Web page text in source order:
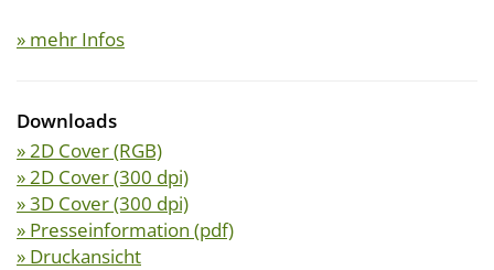
» mehr Infos
Downloads
» 2D Cover (RGB)
» 2D Cover (300 dpi)
» 3D Cover (300 dpi)
» Presseinformation (pdf)
» Druckansicht